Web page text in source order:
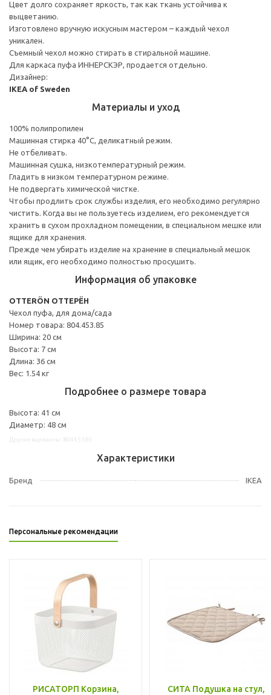
Цвет долго сохраняет яркость, так как ткань устойчива к
выцветанию.
Изготовлено вручную искусным мастером – каждый чехол
уникален.
Съемный чехол можно стирать в стиральной машине.
Для каркаса пуфа ИННЕРСКЭР, продается отдельно.
Дизайнер:
IKEA of Sweden
Материалы и уход
100% полипропилен
Машинная стирка 40°С, деликатный режим.
Не отбеливать.
Машинная сушка, низкотемпературный режим.
Гладить в низком температурном режиме.
Не подвергать химической чистке.
Чтобы продлить срок службы изделия, его необходимо регулярно
чистить. Когда вы не пользуетесь изделием, его рекомендуется
хранить в сухом прохладном помещении, в специальном мешке или
ящике для хранения.
Прежде чем убирать изделие на хранение в специальный мешок
или ящик, его необходимо полностью просушить.
Информация об упаковке
OTTERÖN ОТТЕРЁН
Чехол пуфа, для дома/сада
Номер товара: 804.453.85
Ширина: 20 см
Высота: 7 см
Длина: 36 см
Вес: 1.54 кг
Подробнее о размере товара
Высота: 41 см
Диаметр: 48 см
Характеристики
Бренд IKEA
Персональные рекомендации
РИСАТОРП Корзина,
СИТА Подушка на стул,